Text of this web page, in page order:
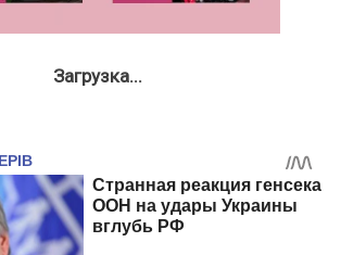
Загрузка...